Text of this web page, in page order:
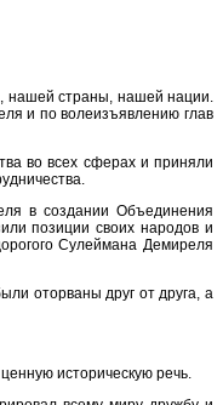
нашей страны, нашей нации.
и по волеизъявлению глав
во всех сферах и приняли
в создании Объединения
позиции своих народов и
Сулеймана Демиреля
оторваны друг от друга, а
историческую речь.